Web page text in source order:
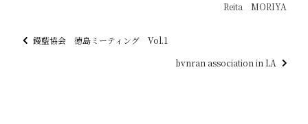
Reita MORIYA
鏝藍協会 徳島ミーティング Vol.1
bvnran association in LA